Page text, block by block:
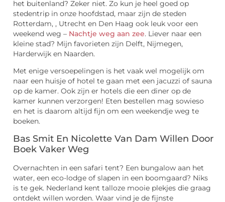
het buitenland? Zeker niet. Zo kun je heel goed op
stedentrip in onze hoofdstad, maar zijn de steden
Rotterdam, , Utrecht en Den Haag ook leuk voor een
weekend weg – Nachtje weg aan zee. Liever naar een
kleine stad? Mijn favorieten zijn Delft, Nijmegen,
Harderwijk en Naarden.
Met enige versoepelingen is het vaak wel mogelijk om
naar een huisje of hotel te gaan met een jacuzzi of sauna
op de kamer. Ook zijn er hotels die een diner op de
kamer kunnen verzorgen! Eten bestellen mag sowieso
en het is daarom altijd fijn om een weekendje weg te
boeken.
Bas Smit En Nicolette Van Dam Willen Door
Boek Vaker Weg
Overnachten in een safari tent? Een bungalow aan het
water, een eco-lodge of slapen in een boomgaard? Niks
is te gek. Nederland kent talloze mooie plekjes die graag
ontdekt willen worden. Waar vind je de fijnste